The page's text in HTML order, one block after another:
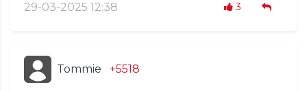
29-03-2025 12:38 3
Tommie +5518